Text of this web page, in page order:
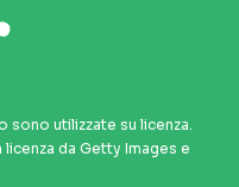
sono utilizzate su licenza.
da Getty Images e